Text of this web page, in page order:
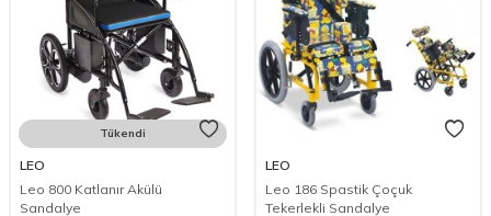
Tükendi
LEO
Leo 800 Katlanır Akülü
Sandalye
LEO
Leo 186 Spastik Çoçuk
Tekerlekli Sandalye